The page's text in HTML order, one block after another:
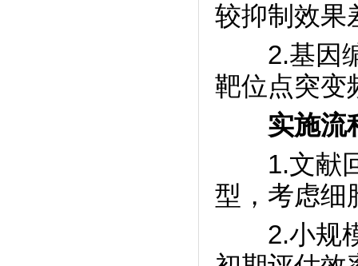
较抑制效果
2.基因编
靶位点突变
实施流
1.文献回
型，考虑细
2.小规模